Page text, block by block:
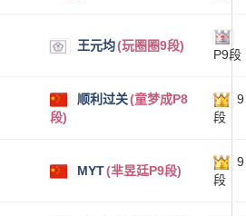
王元均(玩圈圈9段)
P9段
顺利过关(童梦成P8
段)
9
段
MYT(芈昱廷P9段)
9
段